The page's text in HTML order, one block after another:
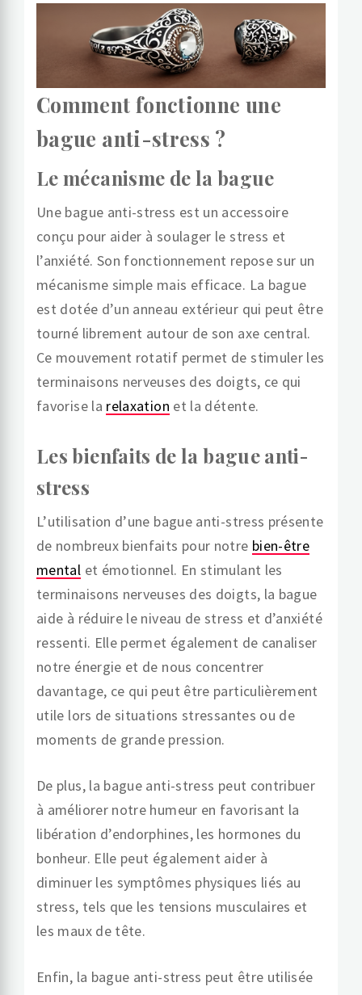
Comment fonctionne une
bague anti-stress ?
Le mécanisme de la bague
Une bague anti-stress est un accessoire
conçu pour aider à soulager le stress et
l’anxiété. Son fonctionnement repose sur un
mécanisme simple mais efficace. La bague
est dotée d’un anneau extérieur qui peut être
tourné librement autour de son axe central.
Ce mouvement rotatif permet de stimuler les
terminaisons nerveuses des doigts, ce qui
favorise la relaxation et la détente.
Les bienfaits de la bague anti-
stress
L’utilisation d’une bague anti-stress présente
de nombreux bienfaits pour notre bien-être
mental et émotionnel. En stimulant les
terminaisons nerveuses des doigts, la bague
aide à réduire le niveau de stress et d’anxiété
ressenti. Elle permet également de canaliser
notre énergie et de nous concentrer
davantage, ce qui peut être particulièrement
utile lors de situations stressantes ou de
moments de grande pression.
De plus, la bague anti-stress peut contribuer
à améliorer notre humeur en favorisant la
libération d’endorphines, les hormones du
bonheur. Elle peut également aider à
diminuer les symptômes physiques liés au
stress, tels que les tensions musculaires et
les maux de tête.
Enfin, la bague anti-stress peut être utilisée